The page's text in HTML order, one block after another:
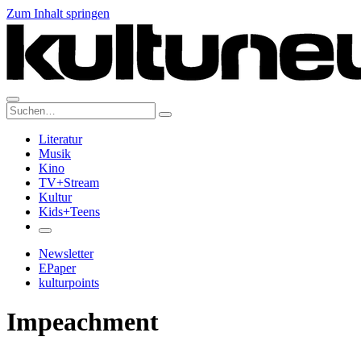
Zum Inhalt springen
Suche:
Literatur
Musik
Kino
TV+Stream
Kultur
Kids+Teens
Newsletter
EPaper
kulturpoints
Impeachment